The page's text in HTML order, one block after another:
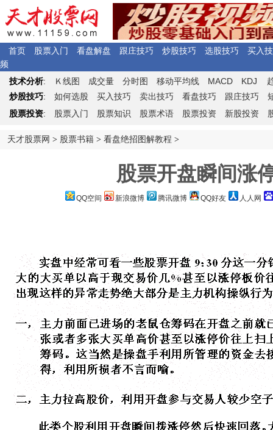
首页 股票入门 看盘解盘 跟庄技巧 炒股技巧 选股技巧
买入
频
技术分析: Ｋ 线图 成交量 分时图 移动平均线 MACD KDJ
炒股技巧: 如何选股 买入技巧 卖出技巧 看盘技巧 跟庄技巧
股票投资: 股票入门 股票知识 股票术语 股票投资 新股投资
天才股票网 > 股票书籍 > 看盘绝招图解教程 >
股票开盘瞬间涨
QQ空间 新浪微博 腾讯微博 QQ好友 人人网